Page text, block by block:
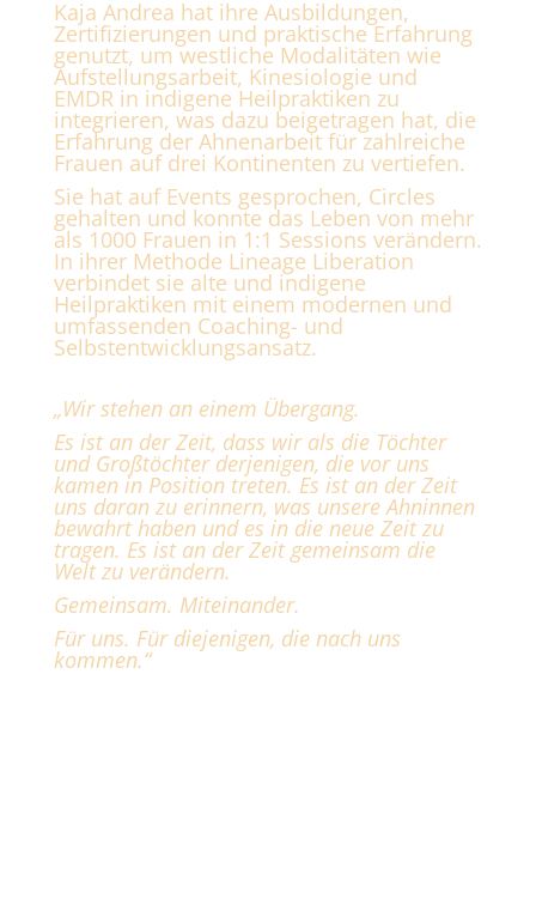
Kaja Andrea hat ihre Ausbildungen,
Zertifizierungen und praktische Erfahrung
genutzt, um westliche Modalitäten wie
Aufstellungsarbeit, Kinesiologie und
EMDR in indigene Heilpraktiken zu
integrieren, was dazu beigetragen hat, die
Erfahrung der Ahnenarbeit für zahlreiche
Frauen auf drei Kontinenten zu vertiefen.
Sie hat auf Events gesprochen, Circles
gehalten und konnte das Leben von mehr
als 1000 Frauen in 1:1 Sessions verändern.
In ihrer Methode Lineage Liberation
verbindet sie alte und indigene
Heilpraktiken mit einem modernen und
umfassenden Coaching- und
Selbstentwicklungsansatz.
„Wir stehen an einem Übergang.
Es ist an der Zeit, dass wir als die Töchter
und Großtöchter derjenigen, die vor uns
kamen in Position treten. Es ist an der Zeit
uns daran zu erinnern, was unsere Ahninnen
bewahrt haben und es in die neue Zeit zu
tragen. Es ist an der Zeit gemeinsam die
Welt zu verändern.
Gemeinsam. Miteinander.
Für uns. Für diejenigen, die nach uns
kommen.“